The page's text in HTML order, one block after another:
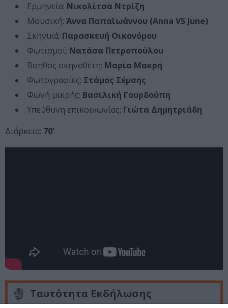
Ερμηνεία: Νικολίτσα Ντρίζη
Μουσική: Άννα Παπαϊωάννου (Anna VS June)
Σκηνικά: Παρασκευή Οικονόμου
Φωτισμοί: Νατάσα Πετροπούλου
Βοηθός σκηνοθέτη: Μαρία Μακρή
Φωτογραφίες: Στάμος Σέμσης
Φωνή μικρής: Βασιλική Γουρδούπη
Υπεύθυνη επικοινωνίας: Γιώτα Δημητριάδη
Διάρκεια: 70’
Ταυτότητα Εκδήλωσης